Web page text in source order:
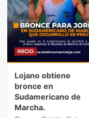
INICIO
Lojano obtiene
bronce en
Sudamericano de
Marcha.